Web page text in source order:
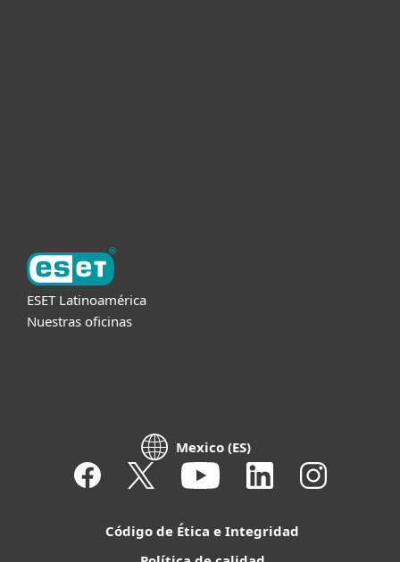
ESET Latinoamérica
Nuestras oficinas
Mexico (ES)
Código de Ética e Integridad